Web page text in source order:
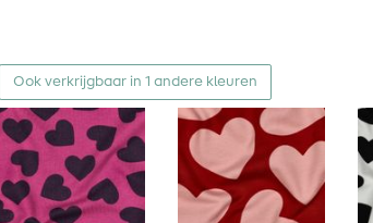
Ook verkrijgbaar in 1 andere kleuren